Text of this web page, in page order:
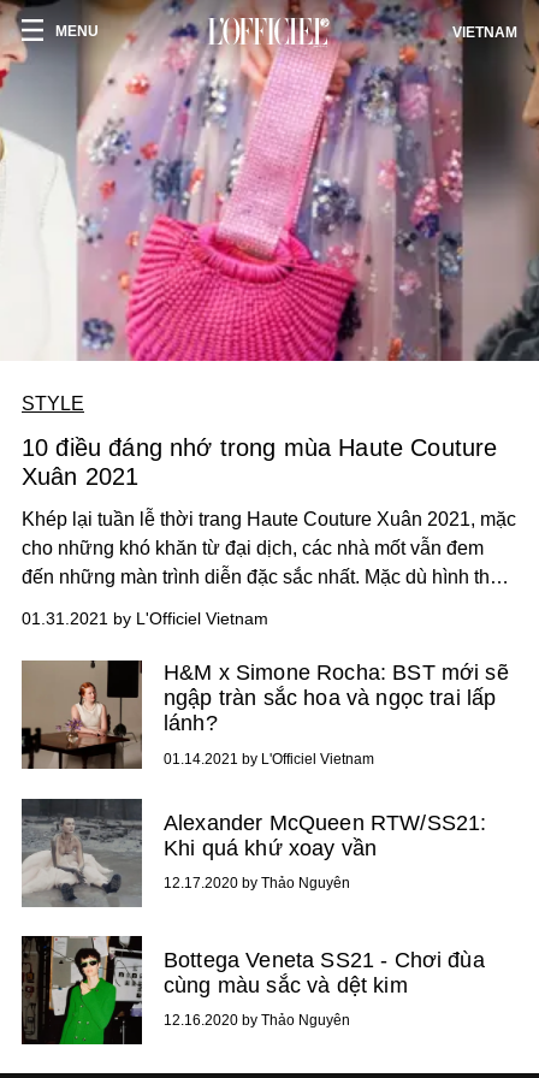
MENU VIETNAM
STYLE
10 điều đáng nhớ trong mùa Haute Couture
Xuân 2021
Khép lại tuần lễ thời trang Haute Couture Xuân 2021, mặc
cho những khó khăn từ đại dịch, các nhà mốt vẫn đem
đến những màn trình diễn đặc sắc nhất. Mặc dù hình thức
thay vì sân khấu trực tiếp, nhưng điều đó chỉ nhằm mục
đích tốt hơn cho người xem, vì giờ đây mọi khán giả đều
được ngồi hàng ghế đầu. Dưới đây là những điều thú vị
nhất đã diễn ra.
01.31.2021 by L'Officiel Vietnam
H&M x Simone Rocha: BST mới sẽ
ngập tràn sắc hoa và ngọc trai lấp
lánh?
01.14.2021 by L'Officiel Vietnam
Alexander McQueen RTW/SS21:
Khi quá khứ xoay vần
12.17.2020 by Thảo Nguyên
Bottega Veneta SS21 - Chơi đùa
cùng màu sắc và dệt kim
12.16.2020 by Thảo Nguyên